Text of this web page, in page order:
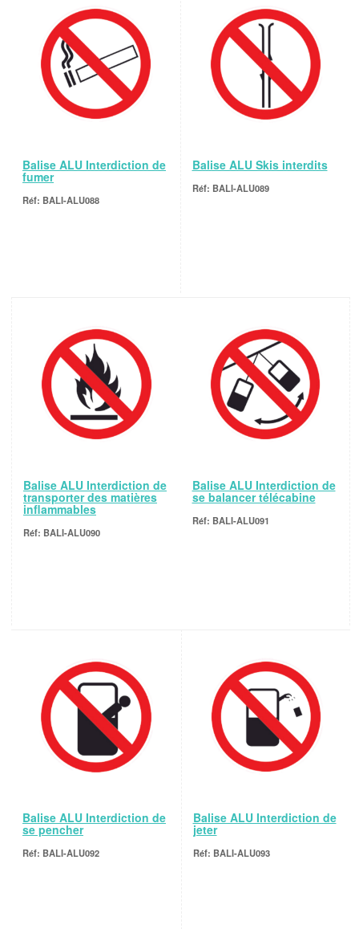
Balise ALU Interdiction de
fumer
BALI-ALU088
Balise ALU Skis interdits
BALI-ALU089
Balise ALU Interdiction de
transporter des matières
inflammables
BALI-ALU090
Balise ALU Interdiction de
se balancer télécabine
BALI-ALU091
Balise ALU Interdiction de
se pencher
BALI-ALU092
Balise ALU Interdiction de
jeter
BALI-ALU093